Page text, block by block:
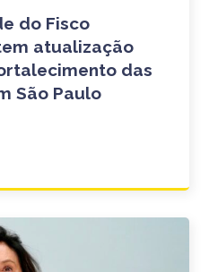
do Fisco
atualização
das
São Paulo